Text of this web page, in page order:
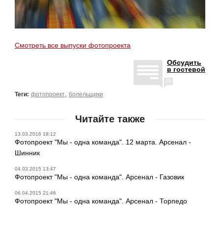
Смотреть все выпуски фотопроекта
Обсудить
в гостевой
Теги: фотопроект болельщики
Читайте также
13.03.2016 18:12
Фотопроект "Мы - одна команда". 12 марта. Арсенал -
Шинник
04.03.2015 13:47
Фотопроект "Мы - одна команда". Арсенал - Газовик
06.04.2015 21:46
Фотопроект "Мы - одна команда". Арсенал - Торпедо